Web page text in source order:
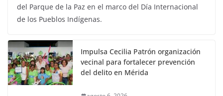
del Parque de la Paz en el marco del Día Internacional
de los Pueblos Indígenas.
Impulsa Cecilia Patrón organización
vecinal para fortalecer prevención
del delito en Mérida